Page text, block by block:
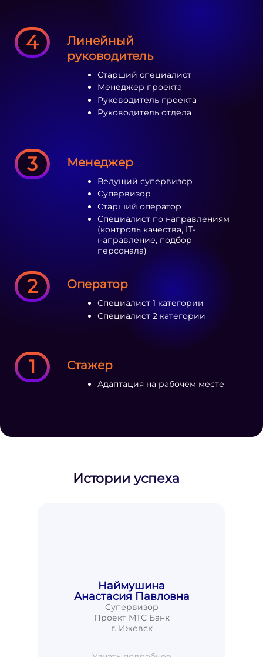
1
2
3
4
Стажер
Адаптация на рабочем месте
Оператор
Специалист 1 категории
Специалист 2 категории
Менеджер
Ведущий супервизор
Супервизор
Старший оператор
Специалист по направлениям
(контроль качества, IT-
направление, подбор
персонала)
Линейный
руководитель
Старший специалист
Менеджер проекта
Руководитель проекта
Руководитель отдела
Истории успеха
Наймушина
Анастасия Павловна
Супервизор
Проект МТС Банк
г. Ижевск